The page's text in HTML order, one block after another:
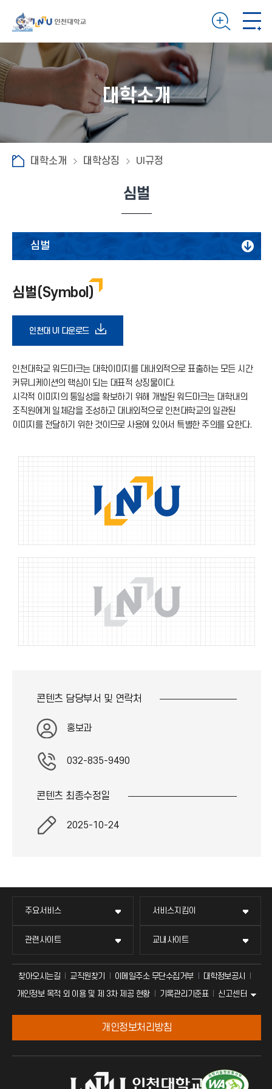
대학소개
대학소개 대학상징 UI규정
심벌
심벌
로고 타입
슬로건
엠블럼
심벌(Symbol)
인천대 UI 다운로드다
로
드
콘
인천대학교 워드마크는 대학이미지를 대내외적으로 표출하는 모든 시간
커뮤니케이션의 핵심이 되는 대표적 상징물이다.
시각적 이미지의 통일성을 확보하기 위해 개발된 워드마크는 대학내의
조직원에게 일체감을 조성하고 대내외적으로 인천대학교의 일관된
이미지를 전달하기 위한 것이므로 사용에 있어서 특별한 주의를 요한다.
콘텐츠 담당부서 및 연락처
홍보과
032-835-9490
콘텐츠 최종수정일
2025-10-24
주요서비스 서비스지킴이
관련사이트 교내사이트
찾아오시는길 교직원찾기 이메일주소 무단수집거부
대학정보공시
개인정보 목적 외 이용 및 제 3차 제공 현황
기록관리기준표 신고센터
개인정보처리방침